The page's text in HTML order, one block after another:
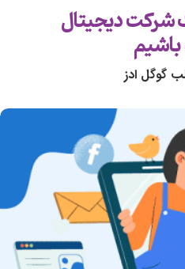
شرکت دیجیتال
گوگل ادز